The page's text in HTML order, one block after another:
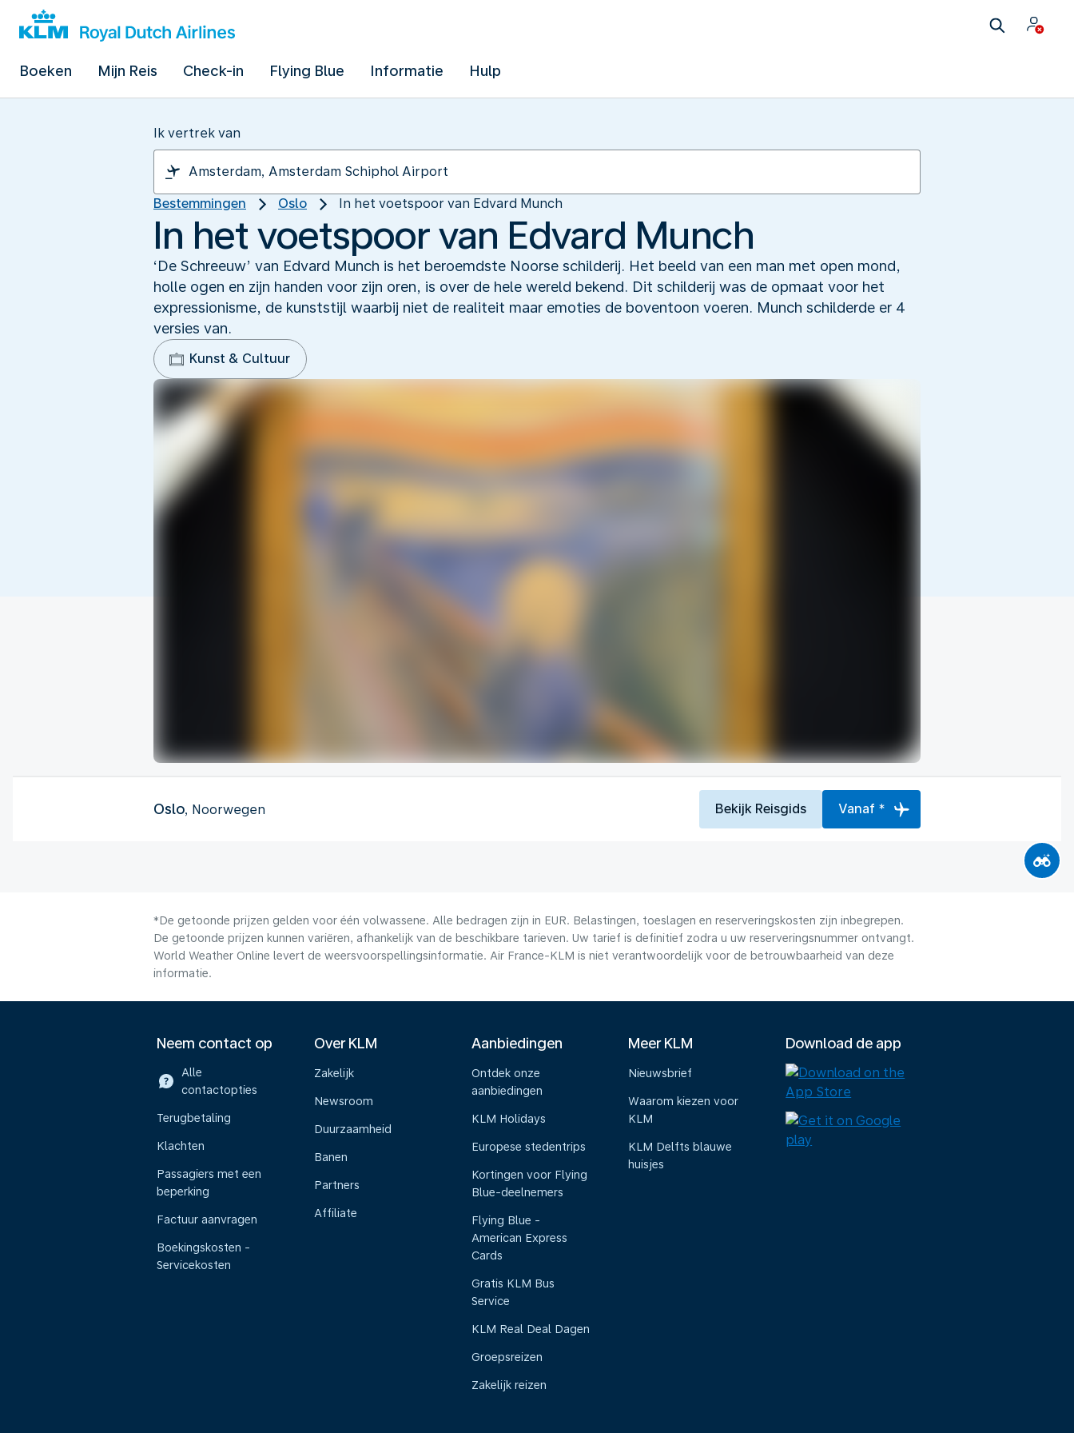
Boeken Mijn Reis Check-in Flying Blue Informatie Hulp
Ik vertrek van
Bestemmingen Oslo In het voetspoor van Edvard Munch
In het voetspoor van Edvard Munch
‘De Schreeuw’ van Edvard Munch is het beroemdste Noorse schilderij. Het beeld van een man met open mond,
holle ogen en zijn handen voor zijn oren, is over de hele wereld bekend. Dit schilderij was de opmaat voor het
expressionisme, de kunststijl waarbij niet de realiteit maar emoties de boventoon voeren. Munch schilderde er 4
versies van.
Kunst & Cultuur
Oslo, Noorwegen Bekijk Reisgids Vanaf *
*De getoonde prijzen gelden voor één volwassene. Alle bedragen zijn in EUR. Belastingen, toeslagen en reserveringskosten zijn inbegrepen.
De getoonde prijzen kunnen variëren, afhankelijk van de beschikbare tarieven. Uw tarief is definitief zodra u uw reserveringsnummer ontvangt.
World Weather Online levert de weersvoorspellingsinformatie. Air France-KLM is niet verantwoordelijk voor de betrouwbaarheid van deze
informatie.
Neem contact op
Alle
contactopties
Terugbetaling
Klachten
Passagiers met een
beperking
Factuur aanvragen
Boekingskosten -
Servicekosten
Over KLM
Zakelijk
Newsroom
Duurzaamheid
Banen
Partners
Affiliate
Aanbiedingen
Ontdek onze
aanbiedingen
KLM Holidays
Europese stedentrips
Kortingen voor Flying
Blue-deelnemers
Flying Blue -
American Express
Cards
Gratis KLM Bus
Service
KLM Real Deal Dagen
Groepsreizen
Zakelijk reizen
Meer KLM
Nieuwsbrief
Waarom kiezen voor
KLM
KLM Delfts blauwe
huisjes
Download de app